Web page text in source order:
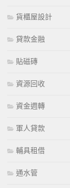
貨櫃屋設計
貸款金融
貼磁磚
資源回收
資金週轉
軍人貸款
輔具租借
通水管